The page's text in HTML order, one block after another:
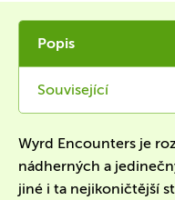
Popis
Související
Wyrd Encounters je
nádherných a
jiné i ta nejikoničtější